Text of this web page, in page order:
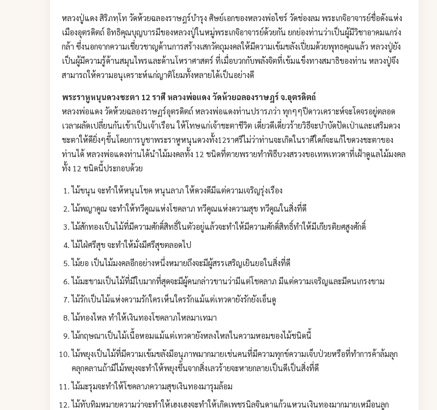
หลวงปู่แดง สิริภทฺโท วัดห้วยฉลองราษฎร์บำรุง ศิษย์เอกของหลวงพ่อไซร์ วัดช่องลม พระเกจิอาจารย์ชื่อดังแห่ง
เมืองอุตรดิตถ์ อิทธิคุณบุญบารมีของหลวงปู่ในหมู่พระเกจิอาจารย์ด้วยกัน ยกย่องท่านว่าเป็นผู้มีวิชาอาคมแกร่ง
กล้า ซึ่งนอกจากความเชี่ยวชาญด้านการสร้างเสกวัตถุมงคลให้มีความเข้มขลังเปี่ยมด้วยพุทธคุณแล้ว หลวงปู่ยัง
เป็นผู้มีความรู้ด้านสมุนไพรและด้านโหราศาสตร์ ที่เมื่อบวกกับพลังจิตที่เข้มแข็งทางสมาธิของท่าน หลวงปู่จึง
สามารถให้ความอนุเคราะห์แก่ญาติโยมทั้งหลายได้เป็นอย่างดี
พระราหูหนุนดวงชะตา 12 ราศี หลวงพ่อแดง วัดห้วยฉลองราษฎร์ จ.อุตรดิตถ์
หลวงพ่อแดง วัดห้วยฉลองราษฏร์อุตรดิตถ์ หลวงพ่อแดงท่านปรารภว่า ทุกๆๆปีดาวเคราะห์จะโคจรอยู่ตลอด
เวลาผลัดเปลี่ยนกันเข้าเป็นเจ้าเรือน ให้โทษแก่เจ้าชะตาชีวิต เดี่ยวดีเดี่ยวร้ายวิธีจะบำบัดปัดเป่าและเสริมดวง
ชะตาให้ดียิ่งๆขึ้นโดยการบูชาพระราหูหนุนดวงทั้ง12ราศรีไม่ว่าท่านจะเกิดในราศีใดก็จะแก้ไขดวงชะตาของ
ท่านได้ หลวงพ่อแดงท่านได้นำไม้มงคลทั้ง 12 ชนิดที่ตายพรายทำพิธีบวงสรวงขอเทพเทวดาที่เฝ้าดูแลไม้มงคล
ทั้ง 12 ชนิดนี้ประกอบด้วย
ไม้ขนุน จะทำให้หนุนโชค หนุนลาภ ให้ดวงดีมีแต่ความเจริญรุ่งเรือง
ไม้พญาคูณ จะทำให้ทวีคูณแห่งโชคลาภ ทวีคูณแห่งความสุข ทวีคูณในสิ่งที่ดี
ไม้สักทองเป็นไม้ที่มีความศักดิ์สิทธิ์ในตัวอยู่แล้วจะทำให้มีความศักดิ์สิทธิ์ทำให้มีเกียรติยศสูงศักดิ์
ไม้ไฝ่ศรีสุข จะทำให้มั่งมีศรีสุขตลอดไป
ไม้ยอ เป็นไม้มงคลอีกอย่างหนึ่งหมายถึงจะมีผู้สรรเสริญเยินยอในสิ่งที่ดี
ไม้มะขามเป็นไม้ที่มีใบมากที่สุดจะมีผู้คนกล่าวขานว่ามีแต่โชคลาภ มีแต่ความเจริญและมีคนเกรงขาม
ไม้รักเป็นไม้แห่งความรักใครเห็นใครรักแม้แต่เทวดายังรักยังเอ็นดู
ไม้ทองไหล ทำให้เงินทองโชคลาภไหลมาเทมา
ไม้กฤษณาเป็นไม้เนื้อหอมแม้แต่เทวดายังหลงไหลในความหอมของไม้ชนิดนี้
ไม้พยุงเป็นไม้ที่มีความเข้มขลังมีอนุภาพมากมายเช่นคนที่มีความทุกข์ความเจ็บป่วยหรือที่ทำการค้าล้มลุก
คลุกคลานถ้ามีไม้พยุงจะทำให้พยุงขึ้นจากสิ่งเลวร้ายจะหายกลายเป็นดีเป็นสิ่งที่ดี
ไม้มะรุมจะทำให้โชคลาภความสุขเงินทองมารุมล้อม
ไม้ทับทิมหมายความว่าจะทำให้เฮงเฮงจะทำให้เกิดเพชรนิลจินดาแก้วแหวนเงินทองมากมายเหมือนลูก